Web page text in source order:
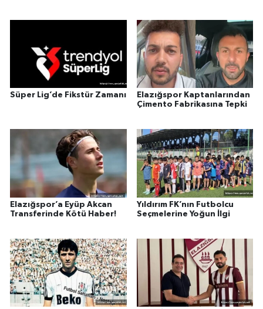
Süper Lig’de Fikstür Zamanı
Elazığspor Kaptanlarından
Çimento Fabrikasına Tepki
Elazığspor’a Eyüp Akcan
Transferinde Kötü Haber!
Yıldırım FK’nın Futbolcu
Seçmelerine Yoğun İlgi